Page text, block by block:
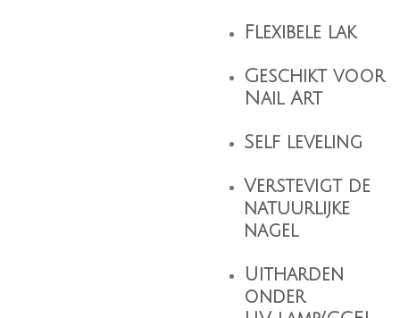
Flexibele lak
Geschikt voor
Nail Art
Self leveling
Verstevigt de
natuurlijke
nagel
Uitharden
onder